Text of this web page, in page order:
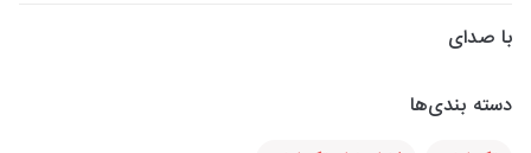
با صدای
دسته بندی‌ها